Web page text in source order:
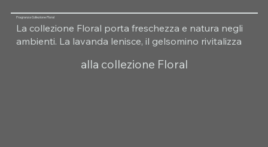
Fragranza Collezione Floral
La collezione Floral porta freschezza e natura negli
ambienti. La lavanda lenisce, il gelsomino rivitalizza
alla collezione Floral